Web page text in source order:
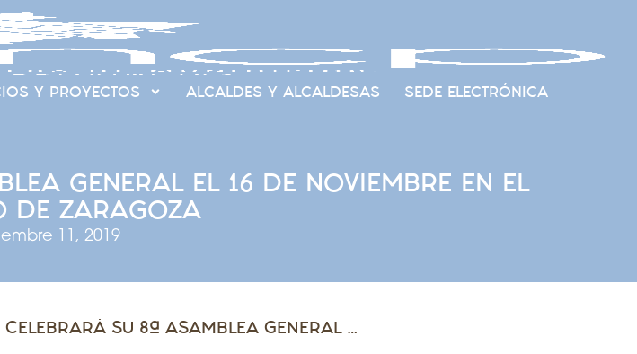
Y PROYECTOS ALCALDES Y ALCALDESAS SEDE ELECTRÓNICA
GENERAL EL 16 DE NOVIEMBRE EN EL
DE ZARAGOZA
11, 2019
LA FAMCP CELEBRARÁ SU 8ª ASAMBLEA GENERAL EL 16 DE NOVIEMBRE EN EL AUDITORIO DE ZARAGOZA